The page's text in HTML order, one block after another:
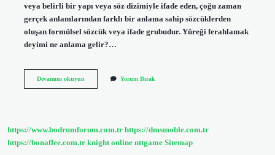
veya belirli bir yapı veya söz dizimiyle ifade eden, çoğu zaman
gerçek anlamlarından farklı bir anlama sahip sözcüklerden
oluşan formülsel sözcük veya ifade grubudur. Yüreği ferahlamak
deyimi ne anlama gelir?…
Devamını okuyunYüreği
Yorum Bırak
https://www.bodrumforum.com.tr https://dmsmoble.com.tr
https://bonaffee.com.tr knight online nttgame Sitemap